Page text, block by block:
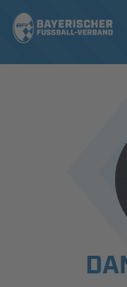
ERGEBNISSE &
SPIELBETRIEB &
AUSBILDUNG &